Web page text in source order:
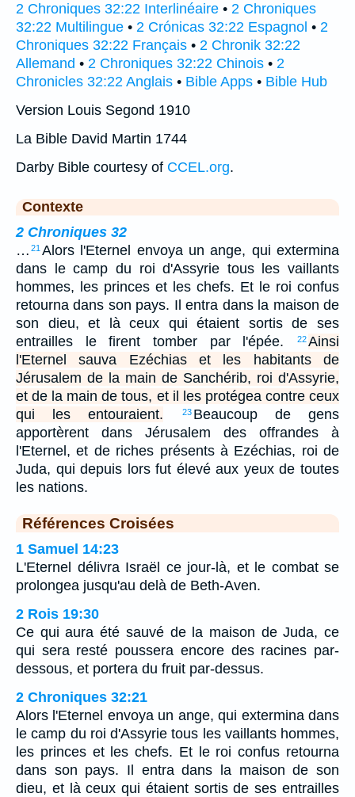
2 Chroniques 32:22 Interlinéaire • 2 Chroniques
32:22 Multilingue • 2 Crónicas 32:22 Espagnol • 2
Chroniques 32:22 Français • 2 Chronik 32:22
Allemand • 2 Chroniques 32:22 Chinois • 2
Chronicles 32:22 Anglais • Bible Apps • Bible Hub
Version Louis Segond 1910
La Bible David Martin 1744
Darby Bible courtesy of CCEL.org.
Contexte
2 Chroniques 32
… 21 Alors l'Eternel envoya un ange, qui extermina
dans le camp du roi d'Assyrie tous les vaillants
hommes, les princes et les chefs. Et le roi confus
retourna dans son pays. Il entra dans la maison de
son dieu, et là ceux qui étaient sortis de ses
entrailles le firent tomber par l'épée.
22Ainsi
l'Eternel sauva Ezéchias et les habitants de
Jérusalem de la main de Sanchérib, roi d'Assyrie,
et de la main de tous, et il les protégea contre ceux
qui les entouraient.
23 Beaucoup de gens
apportèrent dans Jérusalem des offrandes à
l'Eternel, et de riches présents à Ezéchias, roi de
Juda, qui depuis lors fut élevé aux yeux de toutes
les nations.
Références Croisées
1 Samuel 14:23
L'Eternel délivra Israël ce jour-là, et le combat se
prolongea jusqu'au delà de Beth-Aven.
2 Rois 19:30
Ce qui aura été sauvé de la maison de Juda, ce
qui sera resté poussera encore des racines par-
dessous, et portera du fruit par-dessus.
2 Chroniques 32:21
Alors l'Eternel envoya un ange, qui extermina dans
le camp du roi d'Assyrie tous les vaillants hommes,
les princes et les chefs. Et le roi confus retourna
dans son pays. Il entra dans la maison de son
dieu, et là ceux qui étaient sortis de ses entrailles